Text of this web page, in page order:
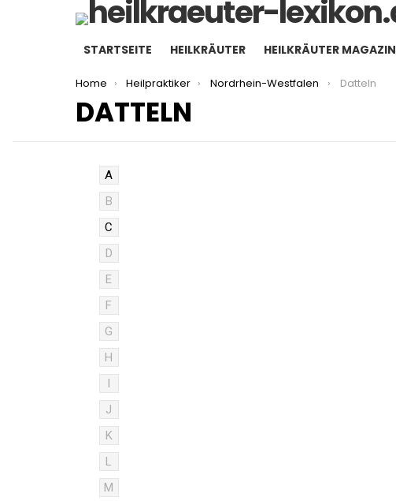
STARTSEITE HEILKRÄUTER HEILKRÄUTER MAGAZIN
You are here:
Home Heilpraktiker Nordrhein-Westfalen Datteln
DATTELN
A
B
C
D
E
F
G
H
I
J
K
L
M